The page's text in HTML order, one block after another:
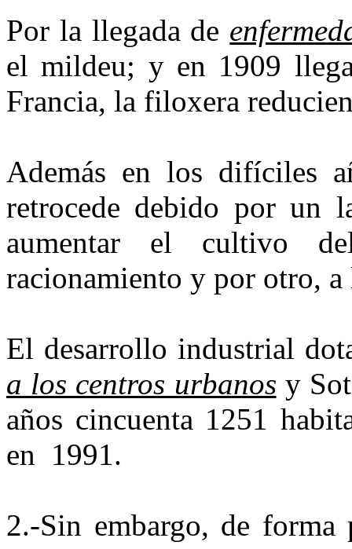
Por la llegada de
el mildeu; y en 1909
Francia, la filoxera
Además en los difíciles
retrocede debido por un
aumentar el cultivo
racionamiento y por otro,
El desarrollo industrial
a los centros urbanos y
años cincuenta 1251
en 1991.
2.-Sin embargo, de forma